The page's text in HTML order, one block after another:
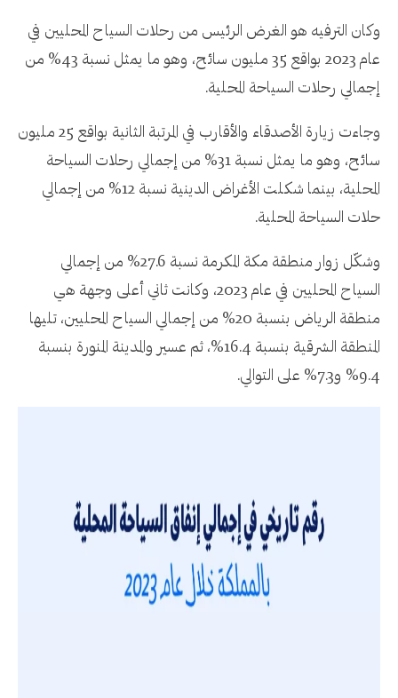
وكان الترفيه هو الغرض الرئيس من رحلات السياح المحليين في
عام 2023 بواقع 35 مليون سائح، وهو ما يمثل نسبة 43% من
إجمالي رحلات السياحة المحلية.
وجاءت زيارة الأصدقاء والأقارب في المرتبة الثانية بواقع 25 مليون
سائح، وهو ما يمثل نسبة 31% من إجمالي رحلات السياحة
المحلية، بينما شكلت الأغراض الدينية نسبة 12% من إجمالي
حلات السياحة المحلية.
وشكّل زوار منطقة مكة المكرمة نسبة 27.6% من إجمالي
السياح المحليين في عام 2023، وكانت ثاني أعلى وجهة هي
منطقة الرياض بنسبة 20% من إجمالي السياح المحليين، تليها
المنطقة الشرقية بنسبة 16.4%، ثم عسير والمدينة المنورة بنسبة
9.4% و7.3% على التوالي.